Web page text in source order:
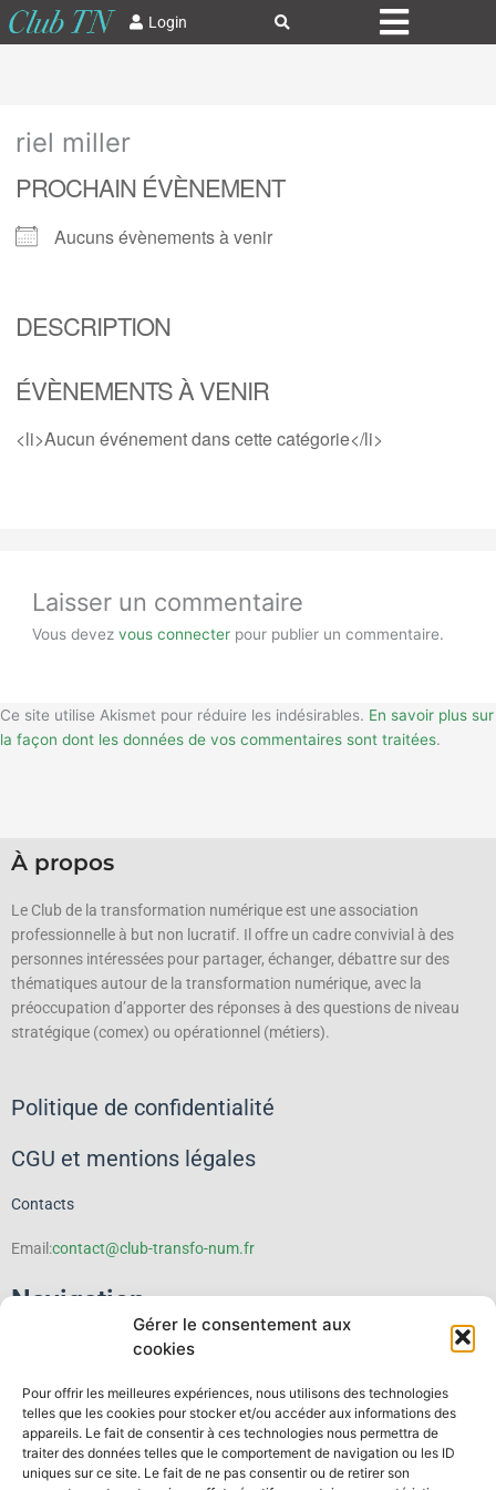
Gérer le consentement aux
cookies
Pour offrir les meilleures expériences, nous utilisons des technologies
telles que les cookies pour stocker et/ou accéder aux informations des
appareils. Le fait de consentir à ces technologies nous permettra de
traiter des données telles que le comportement de navigation ou les ID
uniques sur ce site. Le fait de ne pas consentir ou de retirer son
Login
riel miller
PROCHAIN ÉVÈNEMENT
Aucuns évènements à venir
DESCRIPTION
ÉVÈNEMENTS À VENIR
<li>Aucun événement dans cette catégorie</li>
Laisser un commentaire
Vous devezvous connecter pour publier un commentaire.
Ce site utilise Akismet pour réduire les indésirables. En savoir plus sur
la façon dont les données de vos commentaires sont traitées.
À propos
Le Club de la transformation numérique est une association
professionnelle à but non lucratif. Il offre un cadre convivial à des
personnes intéressées pour partager, échanger, débattre sur des
thématiques autour de la transformation numérique, avec la
préoccupation d’apporter des réponses à des questions de niveau
stratégique (comex) ou opérationnel (métiers).
Politique de confidentialité
CGU et mentions légales
Contacts
Email:contact@club-transfo-num.fr
Navigation
Événements
Thematiques